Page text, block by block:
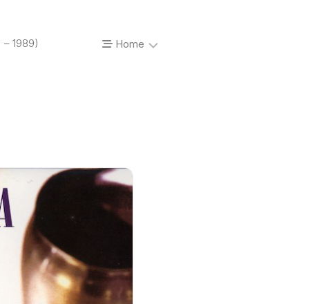
1989) Home
Prises
vue
de
concerts